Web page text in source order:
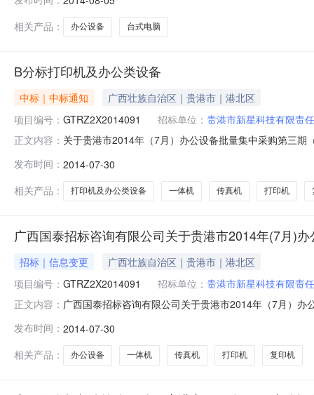
了谈判，现就本次采购的成交结果公告如下：一、采购
判采
相关产品：
办公设备 台式电脑
B分标打印机及办公类设备
中标｜中标通知
广西壮族自治区｜贵港市｜港北区
项目编号： GTRZ2X2014091 招标单位： 贵港市新星科技有限责
正文内容： 关于贵港市2014年（7月）办公设备批量集中采购第三
购网、贵港市政府采购网上发布的贵港市2014年（7月
发布时间： 2014-07-30
相关产品：
打印机及办公类设备 一体机 传真机 打印机
广西国泰招标咨询有限公司关于贵港市2014年(7月)
招标｜信息变更
广西壮族自治区｜贵港市｜港北区
项目编号： GTRZ2X2014091 招标单位： 贵港市新星科技有限责
正文内容： 广西国泰招标咨询有限公司关于贵港市2014年（7月）
作如下更正：成交公告第六采购结果“B分标打印机及办
位及配送
发布时间： 2014-07-30
相关产品：
办公设备 一体机 传真机 打印机 复印机